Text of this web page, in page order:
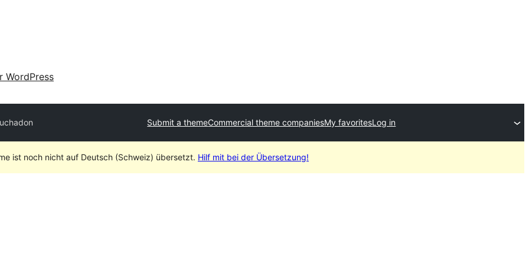
WordPress
Submit a themeCommercial theme companiesMy favoritesLog in
ist noch nicht auf Deutsch (Schweiz) übersetzt. Hilf mit bei der Übersetzung!